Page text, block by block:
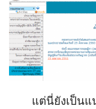
แต่นี่ยังเป็นแน